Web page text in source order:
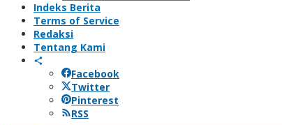
Indeks Berita
Terms of Service
Redaksi
Tentang Kami
Facebook
Twitter
Pinterest
RSS